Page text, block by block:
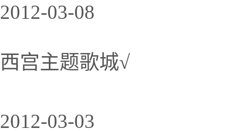
2012-03-08
西宫主题歌城√
2012-03-03